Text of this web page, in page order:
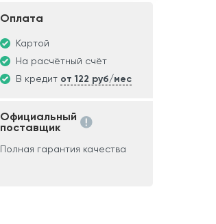
Оплата
Картой
На расчётный счёт
В кредит от 122 руб/мес
Официальный
поставщик
Полная гарантия качества